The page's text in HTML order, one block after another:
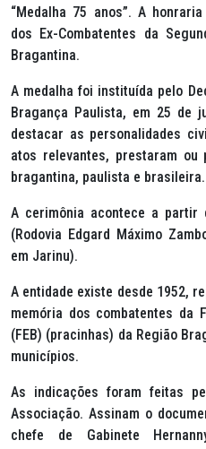
“Medalha 75 anos”. A
dos Ex-Combatentes da
Bragantina.
A medalha foi instituída pelo
Bragança Paulista, em 25 de
destacar as personalidades
atos relevantes, prestaram ou
bragantina, paulista e brasileira.
A cerimônia acontece a partir
(Rodovia Edgard Máximo
em Jarinu).
A entidade existe desde 1952,
memória dos combatentes da
(FEB) (pracinhas) da Região
municípios.
As indicações foram feitas
Associação. Assinam o
chefe de Gabinete